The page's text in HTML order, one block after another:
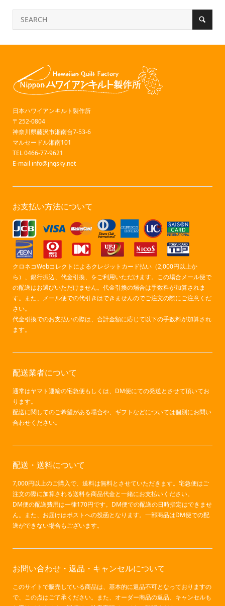
日本ハワイアンキルト製作所
〒252-0804
神奈川県藤沢市湘南台7-53-6
マルセードル湘南101
TEL 0466-77-9621
E-mail info@jhqsky.net
お支払い方法について
クロネコWebコレクトによるクレジットカード払い（2,000円以上か
ら）、銀行振込、代金引換、をご利用いただけます。この場合メール便で
の配送はお選びいただけません。代金引換の場合は手数料が加算されま
す。また、メール便での代引きはできませんのでご注文の際にご注意くだ
さい。
代金引換でのお支払いの際は、合計金額に応じて以下の手数料が加算され
ます。
配送業者について
通常はヤマト運輸の宅急便もしくは、DM便にての発送とさせて頂いてお
ります。
配送に関してのご希望がある場合や、ギフトなどについては個別にお問い
合わせください。
配送・送料について
7,000円以上のご購入で、送料は無料とさせていただきます。宅急便はご
注文の際に加算される送料を商品代金と一緒にお支払いください。
DM便の配送費用は一律170円です。DM便での配送の日時指定はできませ
ん。また、お届けはポストへの投函となります。一部商品はDM便での配
送ができない場合もございます。
お問い合わせ・返品・キャンセルについて
このサイトで販売している商品は、基本的に返品不可となっておりますの
で、この点はご了承ください。また、オーダー商品の返品、キャンセルも